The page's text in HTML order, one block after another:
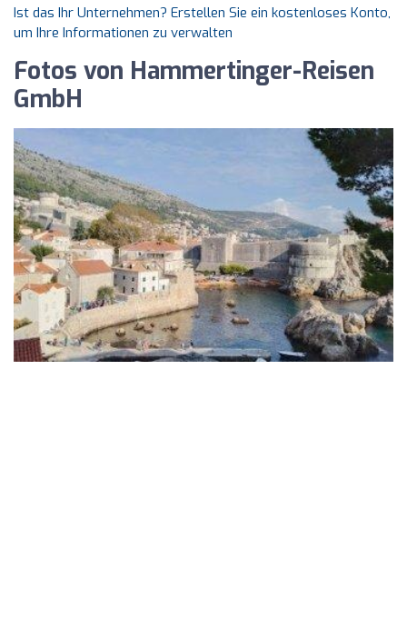
Ist das Ihr Unternehmen? Erstellen Sie ein kostenloses Konto,
um Ihre Informationen zu verwalten
Fotos von Hammertinger-Reisen
GmbH